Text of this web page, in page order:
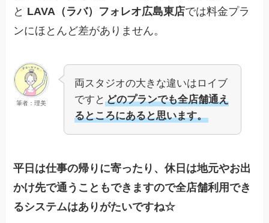
と LAVA（ラバ）フォレオ広島東店では料金プラ
ンにほとんど差がありません。
筆者：理美
両スタジオの大きな違いはロイブ
ですとどのプランでも全店舗通え
るところにあると思います。
平日は仕事の帰りに寄ったり、休日は地元やお出
かけ先で通うこともできますので全店舗利用でき
るシステムはありがたいですね☆